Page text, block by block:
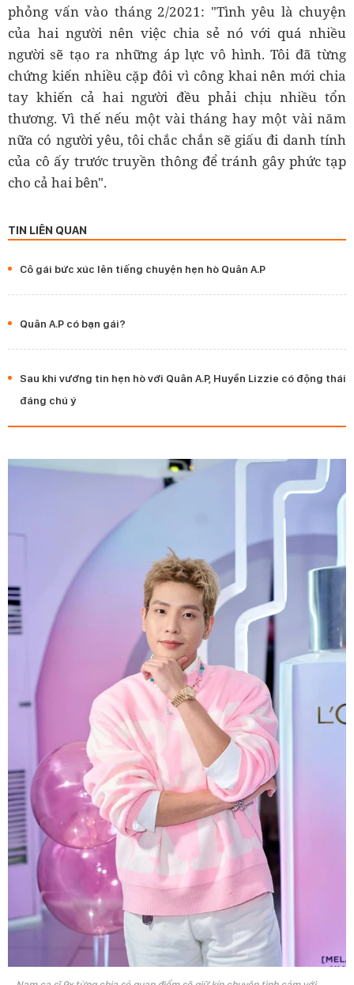
phỏng vấn vào tháng 2/2021: "Tình yêu là chuyện
của hai người nên việc chia sẻ nó với quá nhiều
người sẽ tạo ra những áp lực vô hình. Tôi đã từng
chứng kiến nhiều cặp đôi vì công khai nên mới chia
tay khiến cả hai người đều phải chịu nhiều tổn
thương. Vì thế nếu một vài tháng hay một vài năm
nữa có người yêu, tôi chắc chắn sẽ giấu đi danh tính
của cô ấy trước truyền thông để tránh gây phức tạp
cho cả hai bên".
TIN LIÊN QUAN
Cô gái bức xúc lên tiếng chuyện hẹn hò Quân A.P
Quân A.P có bạn gái?
Sau khi vướng tin hẹn hò với Quân A.P, Huyền Lizzie có động thái
đáng chú ý